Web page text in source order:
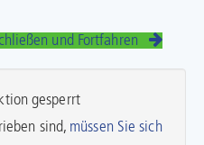
und Fortfahren
gesperrt
sind, müssen Sie sich